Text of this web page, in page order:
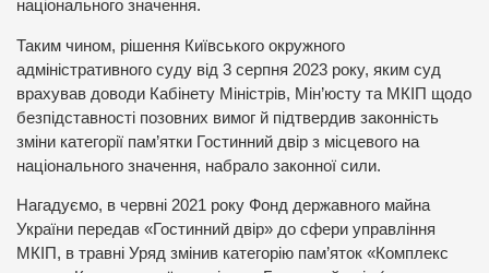
національного значення.
Таким чином, рішення Київського окружного
адміністративного суду від 3 серпня 2023 року, яким суд
врахував доводи Кабінету Міністрів, Мін’юсту та МКІП щодо
безпідставності позовних вимог й підтвердив законність
зміни категорії пам’ятки Гостинний двір з місцевого на
національного значення, набрало законної сили.
Нагадуємо, в червні 2021 року Фонд державного майна
України передав «Гостинний двір» до сфери управління
МКІП, в травні Уряд змінив категорію пам’яток «Комплекс